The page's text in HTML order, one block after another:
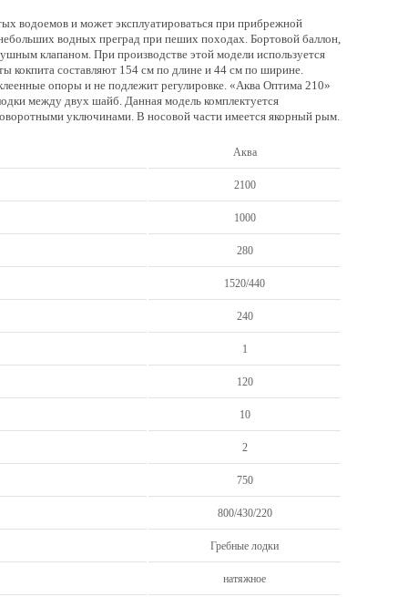
водоемов и может эксплуатироваться при прибрежной
водных преград при пеших походах. Бортовой баллон,
клапаном. При производстве этой модели используется
кокпита составляют 154 см по длине и 44 см по ширине.
опоры и не подлежит регулировке. «Аква Оптима 210»
между двух шайб. Данная модель комплектуется
уключинами. В носовой части имеется якорный рым.
Аква
2100
1000
280
1520/440
240
1
120
10
2
750
800/430/220
Гребные лодки
натяжное